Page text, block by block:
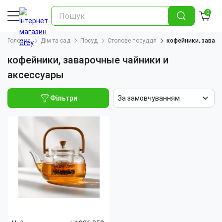
0
Головна Дім та сад Посуд Столове посуддя кофейники,
кофейники, заварочные чайники и
аксессуары
Фільтри За замовчуванням